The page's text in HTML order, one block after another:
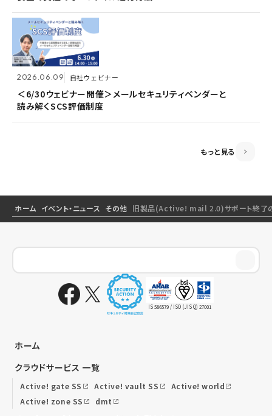
2026.06.09 自社ウェビナー
＜6/30ウェビナー開催＞メールセキュリティベンダーと
読み解くSCS評価制度
2026.06.09 自社ウェビナー
＜6/30ウェビナー開催＞メールセキュリティベンダーと
読み解くSCS評価制度
2026.04.28 共催ウェビナー
＜5/21ウェビナー開催＞ゼロトラスト思考～信用しない
もっと見る
ホーム イベント・ニュース その他 旧製品(Active! mail 2.0)サポート終了
IS 586579 / ISO (JIS Q) 27001
ホーム
クラウドサービス 一覧
Active! gate SS Active! vault SS
Active! world
Active! zone SS
dmt